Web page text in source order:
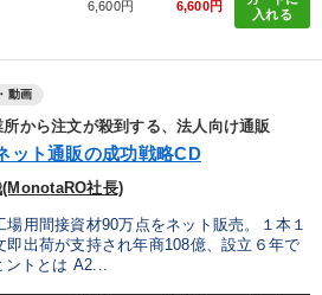
6,600円 6,600円
入れる
動画
から注文が殺到する、法人向け通販
ット通販の成功戦略CD
社長)
用間接資材90万点をネット販売。１本１
出荷が支持され年商108億、設立６年で
ントとは A2...